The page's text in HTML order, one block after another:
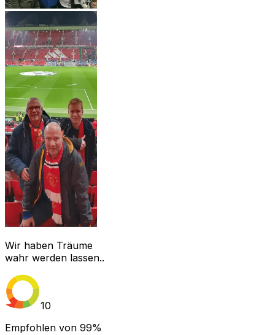
Wir haben Träume
wahr werden lassen..
10
Empfohlen von 99%